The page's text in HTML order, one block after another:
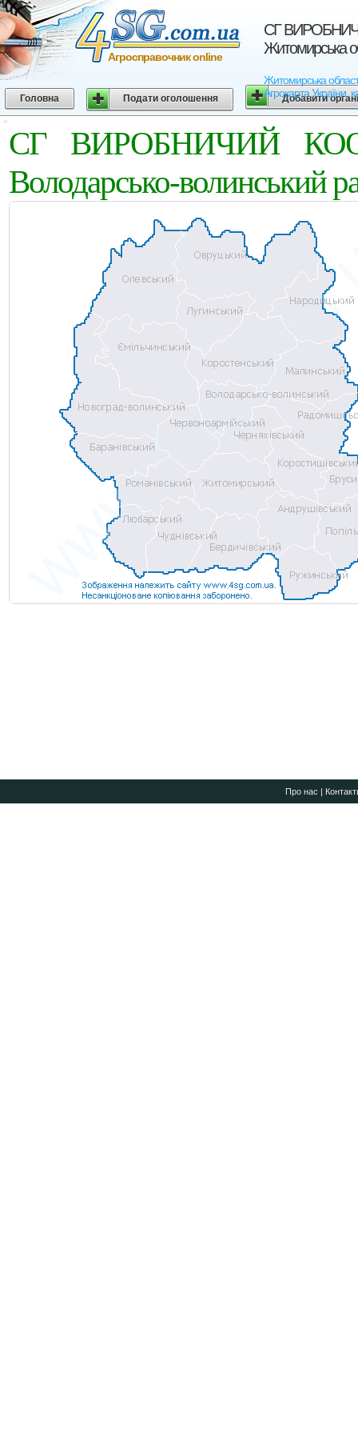
СГ
Житомирська
Житомирська
Агрокарта України,
Агросправочник online
Головна Подати оголошення Добавити
СГ ВИРОБНИЧИЙ
Володарсько-волинський
Про нас |